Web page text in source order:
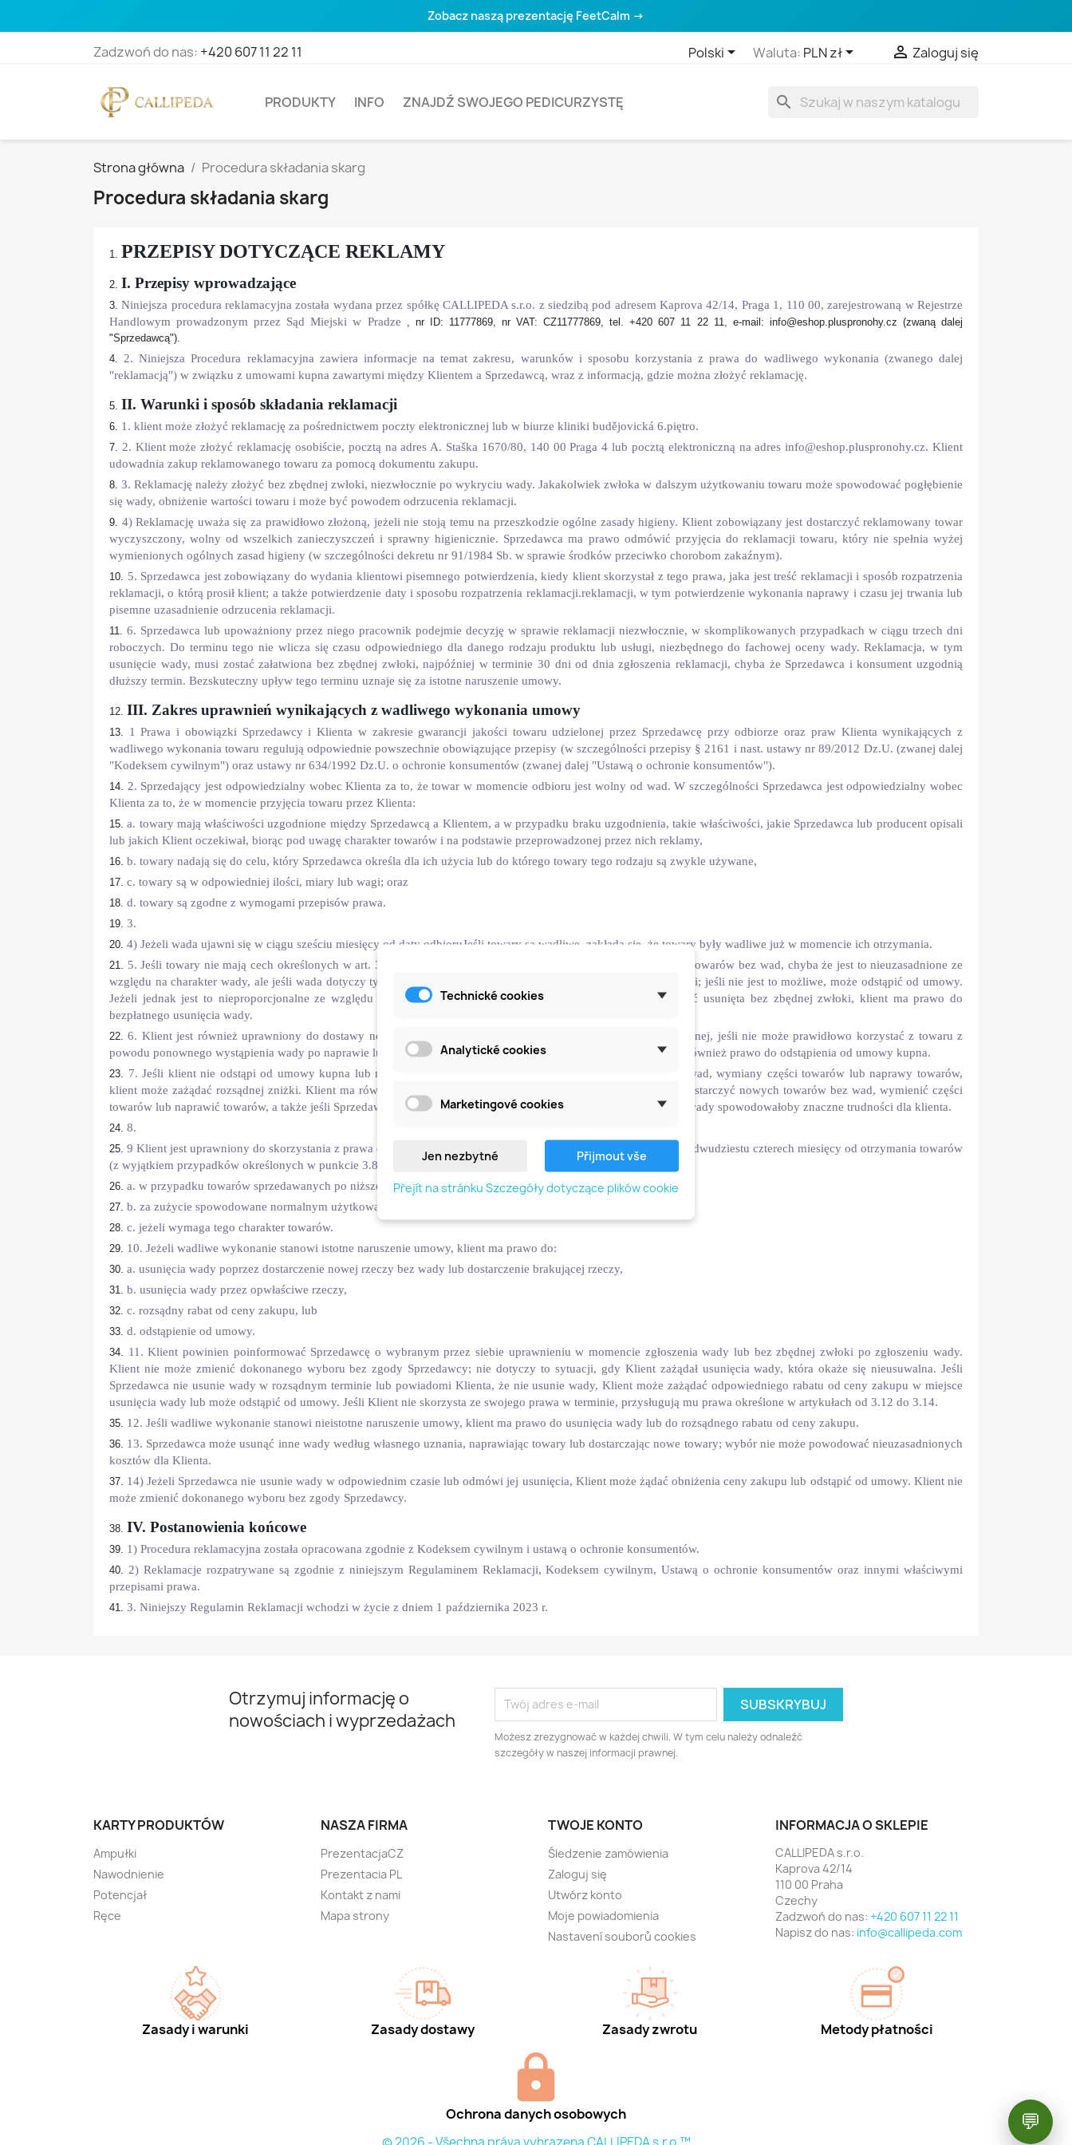
Zobacz naszą prezentację FeetCalm →
Zadzwoń do nas: +420 607 11 22 11 Polski Waluta: PLN zł  Zaloguj się
PRODUKTY INFO ZNAJDŹ SWOJEGO PEDICURZYSTĘ search
Strona główna Procedura składania skarg
Procedura składania skarg
PRZEPISY DOTYCZĄCE REKLAMY
I. Przepisy wprowadzające
Niniejsza procedura reklamacyjna została wydana przez spółkę CALLIPEDA s.r.o. z siedzibą pod adresem Kaprova 42/14, Praga 1, 110 00, zarejestrowaną w Rejestrze
Handlowym prowadzonym przez Sąd Miejski w Pradze
, nr ID: 11777869, nr VAT:CZ11777869 , tel. +420 607 11 22 11, e-mail: info@eshop.pluspronohy.cz (zwaną dalej
"Sprzedawcą").
2. Niniejsza Procedura reklamacyjna zawiera informacje na temat zakresu, warunków i sposobu korzystania z prawa do wadliwego wykonania (zwanego dalej
"reklamacją") w związku z umowami kupna zawartymi między Klientem a Sprzedawcą, wraz z informacją, gdzie można złożyć reklamację.
II. Warunki i sposób składania reklamacji
1. klient może złożyć reklamację za pośrednictwem poczty elektronicznej lub w biurze kliniki budějovická 6.piętro.
2. Klient może złożyć reklamację osobiście, pocztą na adres A. Staška 1670/80, 140 00 Praga 4 lub pocztą elektroniczną na adres info@eshop.pluspronohy.cz. Klient
udowadnia zakup reklamowanego towaru za pomocą dokumentu zakupu.
3. Reklamację należy złożyć bez zbędnej zwłoki, niezwłocznie po wykryciu wady. Jakakolwiek zwłoka w dalszym użytkowaniu towaru może spowodować pogłębienie
się wady, obniżenie wartości towaru i może być powodem odrzucenia reklamacji.
4) Reklamację uważa się za prawidłowo złożoną, jeżeli nie stoją temu na przeszkodzie ogólne zasady higieny. Klient zobowiązany jest dostarczyć reklamowany towar
wyczyszczony, wolny od wszelkich zanieczyszczeń i sprawny higienicznie. Sprzedawca ma prawo odmówić przyjęcia do reklamacji towaru, który nie spełnia wyżej
wymienionych ogólnych zasad higieny (w szczególności dekretu nr 91/1984 Sb. w sprawie środków przeciwko chorobom zakaźnym).
5. Sprzedawca jest zobowiązany do wydania klientowi pisemnego potwierdzenia, kiedy klient skorzystał z tego prawa, jaka jest treść reklamacji i sposób rozpatrzenia
reklamacji, o którą prosił klient; a także potwierdzenie daty i sposobu rozpatrzenia reklamacji.reklamacji, w tym potwierdzenie wykonania naprawy i czasu jej trwania lub
pisemne uzasadnienie odrzucenia reklamacji.
6. Sprzedawca lub upoważniony przez niego pracownik podejmie decyzję w sprawie reklamacji niezwłocznie, w skomplikowanych przypadkach w ciągu trzech dni
roboczych. Do terminu tego nie wlicza się czasu odpowiedniego dla danego rodzaju produktu lub usługi, niezbędnego do fachowej oceny wady. Reklamacja, w tym
usunięcie wady, musi zostać załatwiona bez zbędnej zwłoki, najpóźniej w terminie 30 dni od dnia zgłoszenia reklamacji, chyba że Sprzedawca i konsument uzgodnią
dłuższy termin. Bezskuteczny upływ tego terminu uznaje się za istotne naruszenie umowy.
III. Zakres uprawnień wynikających z wadliwego wykonania umowy
1 Prawa i obowiązki Sprzedawcy i Klienta w zakresie gwarancji jakości towaru udzielonej przez Sprzedawcę przy odbiorze oraz praw Klienta wynikających z
wadliwego wykonania towaru regulują odpowiednie powszechnie obowiązujące przepisy (w szczególności przepisy § 2161 i nast. ustawy nr 89/2012 Dz.U. (zwanej dalej
"Kodeksem cywilnym") oraz ustawy nr 634/1992 Dz.U. o ochronie konsumentów (zwanej dalej "Ustawą o ochronie konsumentów").
2. Sprzedający jest odpowiedzialny wobec Klienta za to, że towar w momencie odbioru jest wolny od wad. W szczególności Sprzedawca jest odpowiedzialny wobec
Klienta za to, że w momencie przyjęcia towaru przez Klienta:
a. towary mają właściwości uzgodnione między Sprzedawcą a Klientem, a w przypadku braku uzgodnienia, takie właściwości, jakie Sprzedawca lub producent opisali
lub jakich Klient oczekiwał, biorąc pod uwagę charakter towarów i na podstawie przeprowadzonej przez nich reklamy,
b. towary nadają się do celu, który Sprzedawca określa dla ich użycia lub do którego towary tego rodzaju są zwykle używane,
c. towary są w odpowiedniej ilości, miary lub wagi; oraz
d. towary są zgodne z wymogami przepisów prawa.
3.
4) Jeżeli wada ujawni się w ciągu sześciu miesięcy od daty odbioruJeśli towary są wadliwe, zakłada się, że towary były wadliwe już w momencie ich otrzymania.
5. Jeśli towary nie mają cech określonych w art. 3.2 powyżej, klient może również żądać dostarczenia nowych towarów bez wad, chyba że jest to nieuzasadnione ze
względu na charakter wady, ale jeśli wada dotyczy tylko części towarów, klient może żądać jedynie wymiany części; jeśli nie jest to możliwe, może odstąpić od umowy.
Jeżeli jednak jest to nieproporcjonalne ze względu na charakter wady, w szczególności jeżeli wada może zostać usunięta bez zbędnej zwłoki, klient ma prawo do
bezpłatnego usunięcia wady.
6. Klient jest również uprawniony do dostawy nowego towaru lub wymiany części w przypadku wady usuwalnej, jeśli nie może prawidłowo korzystać z towaru z
powodu ponownego wystąpienia wady po naprawie lub z powodu dużej liczby wad. W takim przypadku klient ma również prawo do odstąpienia od umowy kupna.
7. Jeśli klient nie odstąpi od umowy kupna lub nie skorzysta z prawa do dostarczenia nowych towarów bez wad, wymiany części towarów lub naprawy towarów,
klient może zażądać rozsądnej zniżki. Klient ma również prawo do rozsądnej zniżki, jeśli Sprzedawca nie może dostarczyć nowych towarów bez wad, wymienić części
towarów lub naprawić towarów, a także jeśli Sprzedawca nie usunie wady w rozsądnym terminie lub jeśli usunięcie wady spowodowałoby znaczne trudności dla klienta.
8.
9 Klient jest uprawniony do skorzystania z prawa do wady, które powstaje w towarach konsumpcyjnych w ciągu dwudziestu czterech miesięcy od otrzymania towarów
(z wyjątkiem przypadków określonych w punkcie 3.8 poniżej). Nie dotyczy to:
a. w przypadku towarów sprzedawanych po niższej cenie, do wady, dla której uzgodniono niższą cenę,
b. za zużycie spowodowane normalnym użytkowaniem towarów; lub
c. jeżeli wymaga tego charakter towarów.
10. Jeżeli wadliwe wykonanie stanowi istotne naruszenie umowy, klient ma prawo do:
a. usunięcia wady poprzez dostarczenie nowej rzeczy bez wady lub dostarczenie brakującej rzeczy,
b. usunięcia wady przez opwłaściwe rzeczy,
c. rozsądny rabat od ceny zakupu, lub
d. odstąpienie od umowy.
11. Klient powinien poinformować Sprzedawcę o wybranym przez siebie uprawnieniu w momencie zgłoszenia wady lub bez zbędnej zwłoki po zgłoszeniu wady.
Klient nie może zmienić dokonanego wyboru bez zgody Sprzedawcy; nie dotyczy to sytuacji, gdy Klient zażądał usunięcia wady, która okaże się nieusuwalna. Jeśli
Sprzedawca nie usunie wady w rozsądnym terminie lub powiadomi Klienta, że nie usunie wady, Klient może zażądać odpowiedniego rabatu od ceny zakupu w miejsce
usunięcia wady lub może odstąpić od umowy. Jeśli Klient nie skorzysta ze swojego prawa w terminie, przysługują mu prawa określone w artykułach od 3.12 do 3.14.
12. Jeśli wadliwe wykonanie stanowi nieistotne naruszenie umowy, klient ma prawo do usunięcia wady lub do rozsądnego rabatu od ceny zakupu.
13. Sprzedawca może usunąć inne wady według własnego uznania, naprawiając towary lub dostarczając nowe towary; wybór nie może powodować nieuzasadnionych
kosztów dla Klienta.
14) Jeżeli Sprzedawca nie usunie wady w odpowiednim czasie lub odmówi jej usunięcia, Klient może żądać obniżenia ceny zakupu lub odstąpić od umowy. Klient nie
może zmienić dokonanego wyboru bez zgody Sprzedawcy.
IV. Postanowienia końcowe
1) Procedura reklamacyjna została opracowana zgodnie z Kodeksem cywilnym i ustawą o ochronie konsumentów.
2) Reklamacje rozpatrywane są zgodnie z niniejszym Regulaminem Reklamacji, Kodeksem cywilnym, Ustawą o ochronie konsumentów oraz innymi właściwymi
przepisami prawa.
3. Niniejszy Regulamin Reklamacji wchodzi w życie z dniem 1 października 2023 r.
Otrzymuj informację o
nowościach i wyprzedażach
Możesz zrezygnować w każdej chwili. W tym celu należy odnaleźć
szczegóły w naszej informacji prawnej.
KARTY PRODUKTÓW
Ampułki
Nawodnienie
Potencjał
Ręce
NASZA FIRMA
PrezentacjaCZ
Prezentacia PL
Kontakt z nami
Mapa strony
TWOJE KONTO
Śledzenie zamówienia
Zaloguj się
Utwórz konto
Moje powiadomienia
Nastavení souborů cookies
INFORMACJA O SKLEPIE
CALLIPEDA s.r.o.
Kaprova 42/14
110 00 Praha
Czechy
Zadzwoń do nas: +420 607 11 22 11
Napisz do nas: info@callipeda.com
Zasady i warunki Zasady dostawy Zasady zwrotu Metody płatności
Ochrona danych osobowych 💬
Technické cookies
Analytické cookies
Marketingové cookies
Jen nezbytné Přijmout vše
Přejít na stránku Szczegóły dotyczące plików cookie